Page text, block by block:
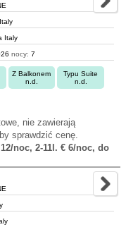
Italy
nocy: 7
Z Balkonem
n.d.
Typu Suite
n.d.
nie zawierają
sprawdzić cenę.
noc, 2-11l. € 6/noc, do